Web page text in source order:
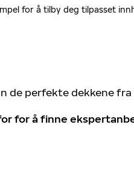
for å tilby deg tilpasset
de perfekte dekkene
for å finne